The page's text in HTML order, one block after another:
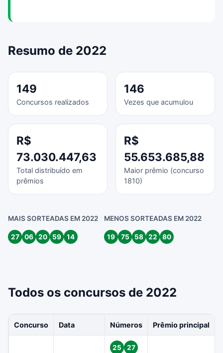
Resumo de 2022
149
Concursos realizados
146
Vezes que acumulou
R$
73.030.447,63
Total distribuído em
prêmios
R$
55.653.685,88
Maior prêmio (concurso
1810)
MAIS SORTEADAS EM 2022
27 06 20 59 14
MENOS SORTEADAS EM 2022
19 75 58 22 80
Todos os concursos de 2022
Concurso Data Números Prêmio principal
25
27